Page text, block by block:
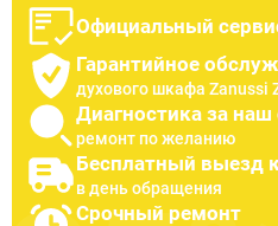
Официальный
Гарантийное
духового шкафа Zanussi
Диагностика за наш
ремонт по желанию
Бесплатный выезд
в день обращения
Срочный ремонт